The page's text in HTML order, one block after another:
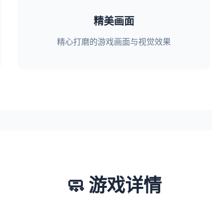
精美画面
精心打磨的游戏画面与视觉效果
🧼 游戏详情